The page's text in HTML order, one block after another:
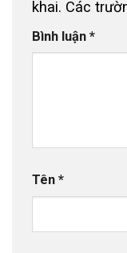
khai. Các
Bình luận *
Tên *